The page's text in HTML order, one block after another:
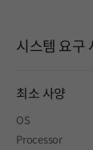
시스템 요구
최소 사양
OS
Processor